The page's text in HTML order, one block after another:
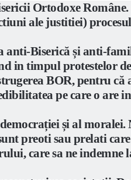
Ortodoxe
ale justitiei)
anti-Biserică și anti-
in timpul protestelor
BOR, pentru
pe care o are
și al
preoti sau prelati
care sa ne